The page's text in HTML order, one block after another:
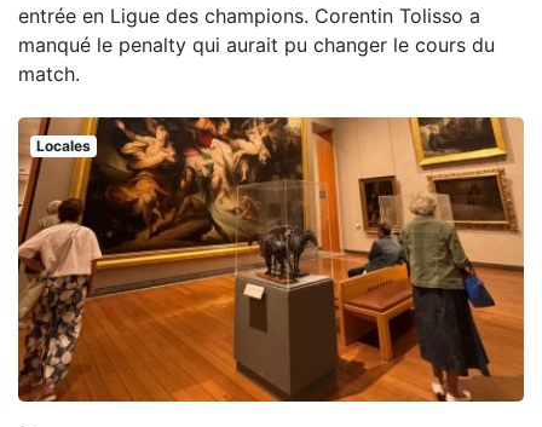
entrée en Ligue des champions. Corentin Tolisso a
manqué le penalty qui aurait pu changer le cours du
match.
Locales